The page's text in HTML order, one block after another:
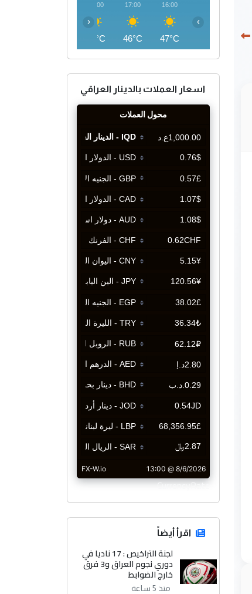
16:00
47°C
17:00
46°C
18:00
45°C
‹ ›
اسعار العملات بالدينار العراقي
CurrencyRate
اقرأ أيضاً
لجنة التراخيص : 17 ناديا في
دوري نجوم العراق و3 فرق
خارج الضوابط
منذ 5 ساعة